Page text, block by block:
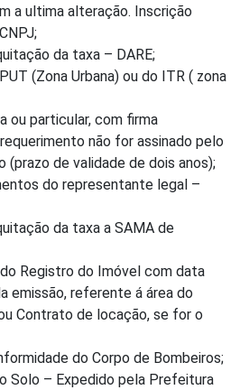
a ultima alteração. Inscrição
da taxa – DARE;
(Zona Urbana) ou do ITR ( zona
ou particular, com firma
não for assinado pelo
(prazo de validade de dois anos);
do representante legal –
da taxa a SAMA de
Registro do Imóvel com data
emissão, referente á área do
Contrato de locação, se for o
do Corpo de Bombeiros;
Solo – Expedido pela Prefeitura